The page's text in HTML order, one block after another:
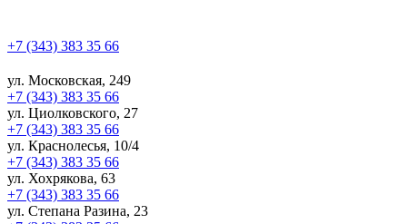
+7 (343) 383 35 66
ул. Московская, 249
+7 (343) 383 35 66
ул. Циолковского, 27
+7 (343) 383 35 66
ул. Краснолесья, 10/4
+7 (343) 383 35 66
ул. Хохрякова, 63
+7 (343) 383 35 66
ул. Степана Разина, 23